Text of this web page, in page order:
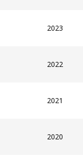
2023
2022
2021
2020